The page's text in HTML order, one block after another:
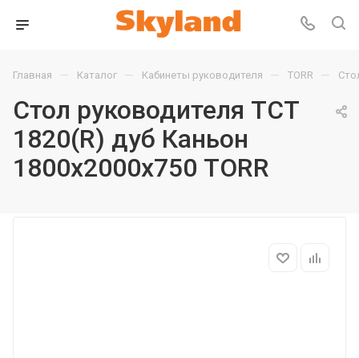
Главная — Каталог — Кабинеты руководителя — TORR —
Стол руководителя TCT
1820(R) дуб Каньон
1800х2000х750 TORR